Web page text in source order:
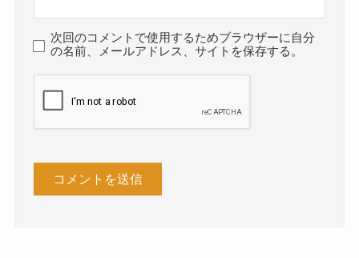
次回のコメントで使用するためブラウザーに自分
の名前、メールアドレス、サイトを保存する。